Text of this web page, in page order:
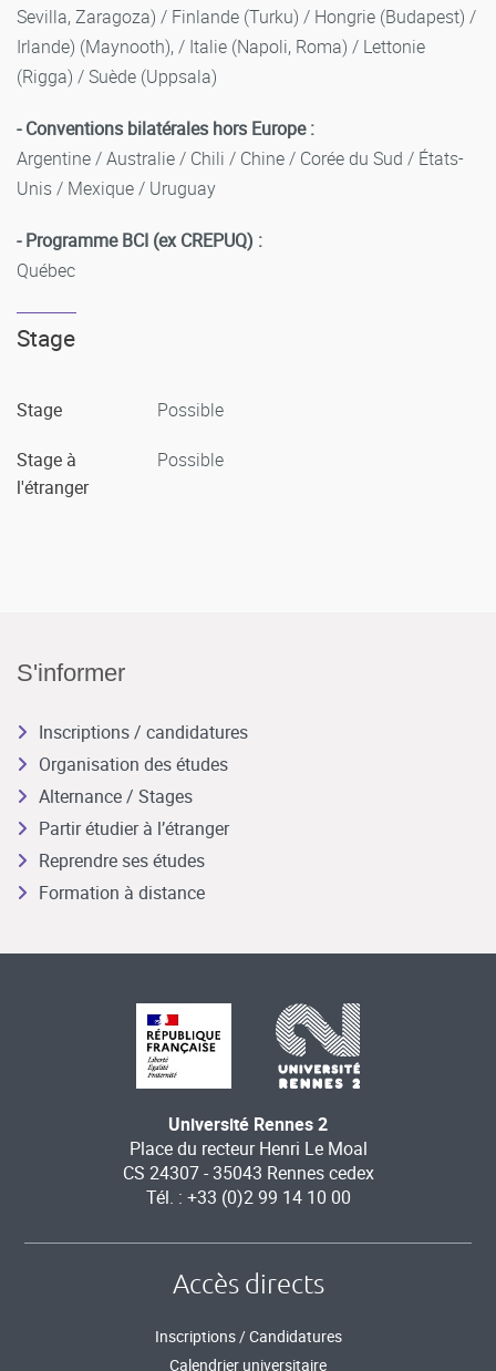
Sevilla, Zaragoza) / Finlande (Turku) / Hongrie (Budapest) /
Irlande) (Maynooth), / Italie (Napoli, Roma) / Lettonie
(Rigga) / Suède (Uppsala)
- Conventions bilatérales hors Europe :
Argentine / Australie / Chili / Chine / Corée du Sud / États-
Unis / Mexique / Uruguay
- Programme BCI (ex CREPUQ) :
Québec
Stage
Stage Possible
Stage à
l'étranger
Possible
S'informer
Inscriptions / candidatures
Organisation des études
Alternance / Stages
Partir étudier à l’étranger
Reprendre ses études
Formation à distance
Université Rennes 2
Place du recteur Henri Le Moal
CS 24307 - 35043 Rennes cedex
Tél. : +33 (0)2 99 14 10 00
Accès directs
Inscriptions / Candidatures
Calendrier universitaire